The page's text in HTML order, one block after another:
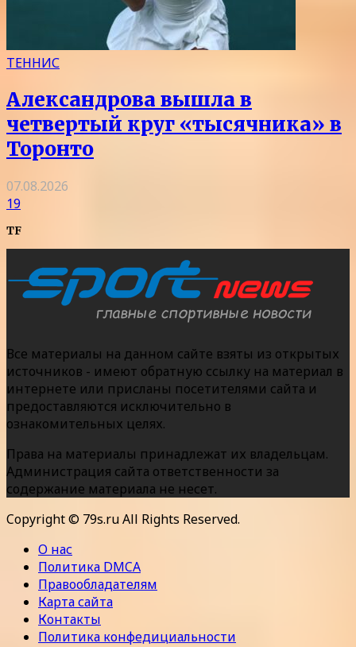
ТЕННИС
Александрова вышла в
четвертый круг «тысячника» в
Торонто
07.08.2026
19
TF
Все материалы на данном сайте взяты из открытых
источников - имеют обратную ссылку на материал в
интернете или присланы посетителями сайта и
предоставляются исключительно в
ознакомительных целях.
Права на материалы принадлежат их владельцам.
Администрация сайта ответственности за
содержание материала не несет.
Copyright © 79s.ru All Rights Reserved.
О нас
Политика DMCA
Правообладателям
Карта сайта
Контакты
Политика конфедициальности